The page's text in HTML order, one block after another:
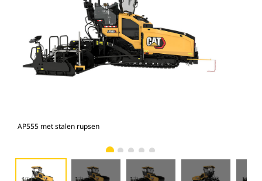
AP555 met stalen rupsen